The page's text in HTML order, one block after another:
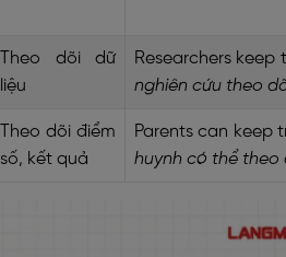
Theo dõi dữ
liệu
Researchers
nghiên cứu theo
Theo dõi điểm
số, kết quả
Parents can keep
huynh có thể theo